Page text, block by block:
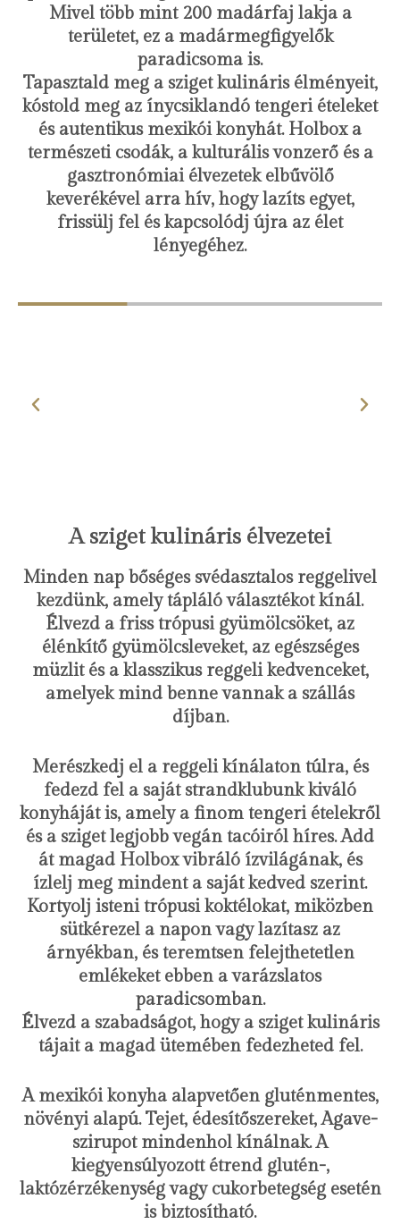
Mivel több mint 200 madárfaj lakja a
területet, ez a madármegfigyelők
paradicsoma is.
Tapasztald meg a sziget kulináris élményeit,
kóstold meg az ínycsiklandó tengeri ételeket
és autentikus mexikói konyhát. Holbox a
természeti csodák, a kulturális vonzerő és a
gasztronómiai élvezetek elbűvölő
keverékével arra hív, hogy lazíts egyet,
frissülj fel és kapcsolódj újra az élet
lényegéhez.
A sziget kulináris élvezetei
Minden nap bőséges svédasztalos reggelivel
kezdünk, amely tápláló választékot kínál.
Élvezd a friss trópusi gyümölcsöket, az
élénkítő gyümölcsleveket, az egészséges
müzlit és a klasszikus reggeli kedvenceket,
amelyek mind benne vannak a szállás
díjban.
Merészkedj el a reggeli kínálaton túlra, és
fedezd fel a saját strandklubunk kiváló
konyháját is, amely a finom tengeri ételekről
és a sziget legjobb vegán tacóiról híres. Add
át magad Holbox vibráló ízvilágának, és
ízlelj meg mindent a saját kedved szerint.
Kortyolj isteni trópusi koktélokat, miközben
sütkérezel a napon vagy lazítasz az
árnyékban, és teremtsen felejthetetlen
emlékeket ebben a varázslatos
paradicsomban.
Élvezd a szabadságot, hogy a sziget kulináris
tájait a magad ütemében fedezheted fel.
A mexikói konyha alapvetően gluténmentes,
növényi alapú. Tejet, édesítőszereket, Agave-
szirupot mindenhol kínálnak. A
kiegyensúlyozott étrend glutén-,
laktózérzékenység vagy cukorbetegség esetén
is biztosítható.